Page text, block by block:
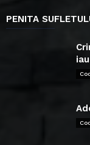
PENITA